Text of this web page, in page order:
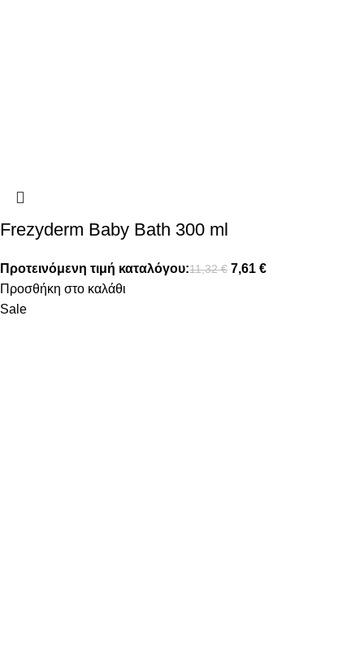
Frezyderm Baby Bath 300 ml
Προτεινόμενη τιμή καταλόγου:11,32€ 7,61 €
Προσθήκη στο καλάθι
Sale